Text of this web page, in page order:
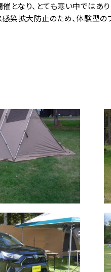
となり、とても寒い中ではあ
染拡大防止のため、体験型の